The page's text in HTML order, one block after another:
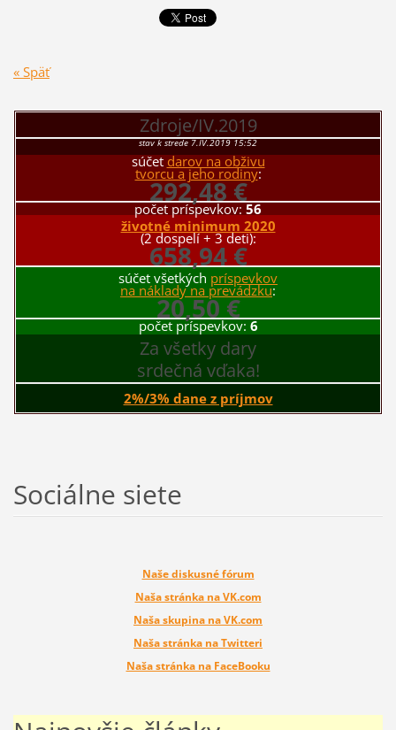
« Späť
Zdroje/IV.2019
stav k strede 7.IV.2019 15:52
súčetdarov na obživu
tvorcu a jeho rodiny:
292,48 €
počet príspevkov:56
životné minimum 2020
(2 dospelí + 3 deti):
658,94 €
súčet všetkých príspevkov
na náklady na prevádzku:
20,50 €
počet príspevkov:6
Za všetky dary
srdečná vďaka!
2%/3% dane z príjmov
Sociálne siete
Naše diskusné fórum
Naša stránka na VK.com
Naša skupina na VK.com
Naša stránka na Twitteri
Naša stránka na FaceBooku